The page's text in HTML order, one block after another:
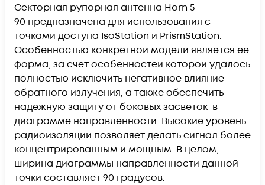
Секторная рупорная антенна Horn 5-
90 предназначена для использования с
точками доступа IsoStation и PrismStation.
Особенностью конкретной модели является ее
форма, за счет особенностей которой удалось
полностью исключить негативное влияние
обратного излучения, а также обеспечить
надежную защиту от боковых засветок в
диаграмме направленности. Высокие уровень
радиоизоляции позволяет делать сигнал более
концентрированным и мощным. В целом,
ширина диаграммы направленности данной
точки составляет 90 градусов.